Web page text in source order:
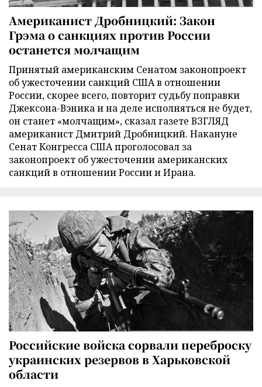
Американист Дробницкий: Закон
Грэма о санкциях против России
останется молчащим
Принятый американским Сенатом законопроект
об ужесточении санкций США в отношении
России, скорее всего, повторит судьбу поправки
Джексона-Вэника и на деле исполняться не будет,
он станет «молчащим», сказал газете ВЗГЛЯД
американист Дмитрий Дробницкий. Накануне
Сенат Конгресса США проголосовал за
законопроект об ужесточении американских
санкций в отношении России и Ирана.
Российские войска сорвали переброску
украинских резервов в Харьковской
области